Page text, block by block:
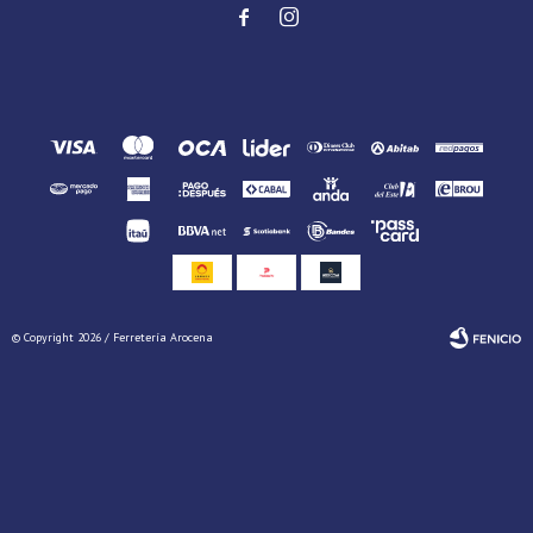
 
© Copyright 2026 / Ferretería Arocena